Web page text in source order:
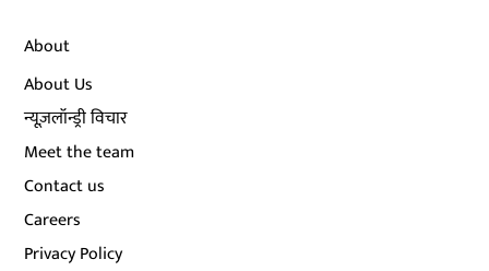
About
About Us
न्यूज़लॉन्ड्री विचार
Meet the team
Contact us
Careers
Privacy Policy